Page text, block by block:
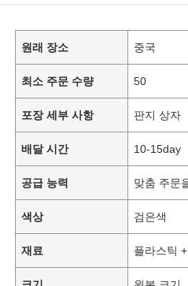
원래 장소 중국
최소 주문 수량 50
포장 세부 사항 판지 상자
배달 시간 10-15day
공급 능력 맞춤 주문
색상 검은색
재료 플라스틱